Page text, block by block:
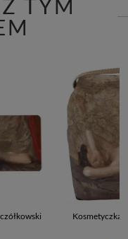
TYM
Kosmetyczka